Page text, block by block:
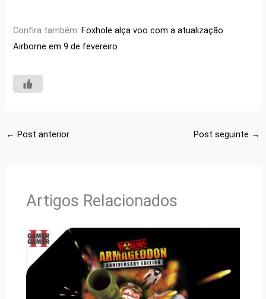
Confira também:Foxhole alça voo com a atualização
Airborne em 9 de fevereiro
← Post anterior Post seguinte →
Artigos Relacionados